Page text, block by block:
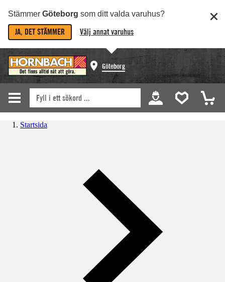
Stämmer Göteborg som ditt valda varuhus?
JA, DET STÄMMER Välj annat varuhus
Göteborg
Startsida